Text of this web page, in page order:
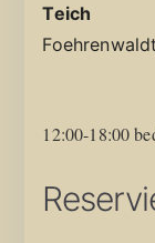
Teich
12:00-18:00